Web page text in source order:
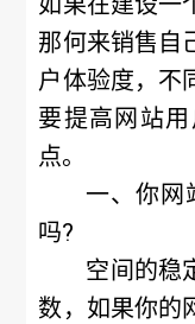
那何来销售自
户体验度，不
要提高网站
点。
一、你网
吗?
空间的稳
数，如果你的